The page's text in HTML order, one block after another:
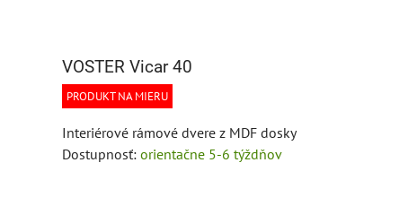
VOSTER Vicar 40
PRODUKT NA MIERU
Interiérové rámové dvere z MDF dosky
Dostupnosť: orientačne 5-6 týždňov